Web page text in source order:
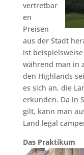
vertretbar
en
Preisen
aus der Stadt
ist
während man in
den Highlands
es sich an, die
erkunden. Da in
gilt, kann man
Land legal
Das Praktikum